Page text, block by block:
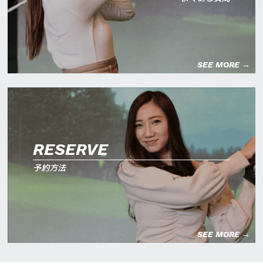
SEE MORE →
RESERVE
予約方法
SEE MORE →